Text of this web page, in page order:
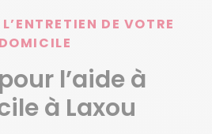
DE VOTRE
DOMICILE
l’aide à
à Laxou